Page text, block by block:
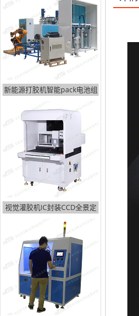
新能源打胶机智能pack电池组
视觉灌胶机IC封装CCD全景定